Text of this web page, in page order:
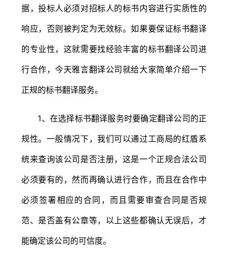
据，投标人必须对招标人的标书内容进行实质性的
响应，否则被判定为无效标。如果要保证标书翻译
的专业性，这就需要找经验丰富的标书翻译公司进
行合作，今天雅言翻译公司就给大家简单介绍一下
正规的标书翻译服务。
1、在选择标书翻译服务时要确定翻译公司的正
规性。一般情况下，我们可以通过工商局的红盾系
统来查询该公司是否注册，这是一个正规合法公司
必须要有的，然而再确认进行合作，而且在合作中
必须签署相应的合同，而且需要审查合同是否规
范、是否盖有公章等，以上这些都确认无误后，才
能确定该公司的可信度。